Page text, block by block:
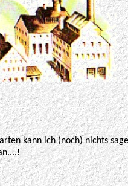
kann ich (noch) nichts